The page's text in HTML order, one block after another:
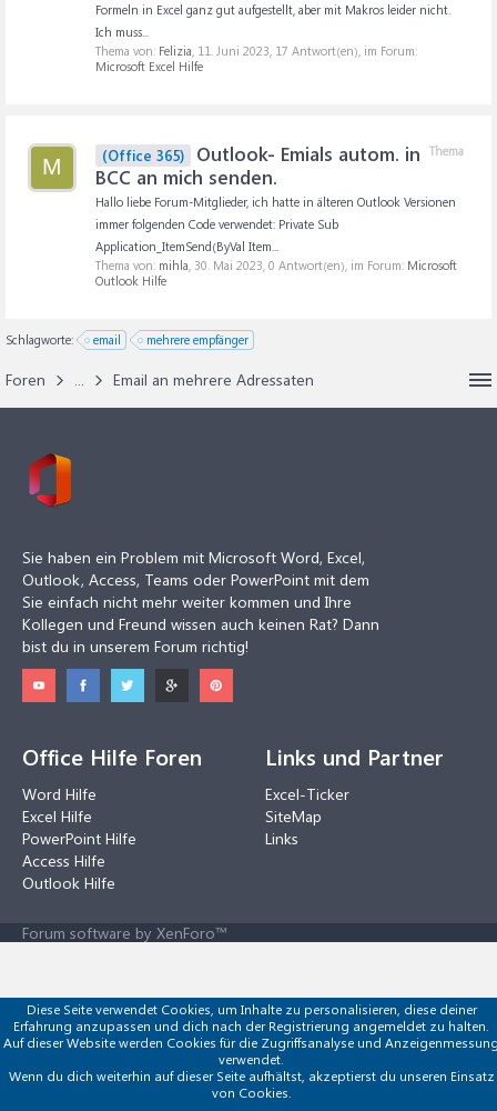
Formeln in Excel ganz gut aufgestellt, aber mit Makros leider nicht.
Ich muss...
Thema von: Felizia, 11. Juni 2023, 17 Antwort(en), im Forum:
Microsoft Excel Hilfe
M
Thema
(Office 365)
Outlook- Emials autom. in
BCC an mich senden.
Hallo liebe Forum-Mitglieder, ich hatte in älteren Outlook Versionen
immer folgenden Code verwendet: Private Sub
Application_ItemSend(ByVal Item...
Thema von: mihla, 30. Mai 2023, 0 Antwort(en), im Forum: Microsoft
Outlook Hilfe
Schlagworte: email mehrere empfänger
Foren ... Email an mehrere Adressaten
Sie haben ein Problem mit Microsoft Word, Excel,
Outlook, Access, Teams oder PowerPoint mit dem
Sie einfach nicht mehr weiter kommen und Ihre
Kollegen und Freund wissen auch keinen Rat? Dann
bist du in unserem Forum richtig!
Office Hilfe Foren
Word Hilfe
Excel Hilfe
PowerPoint Hilfe
Access Hilfe
Outlook Hilfe
Links und Partner
Excel-Ticker
SiteMap
Links
Forum software by XenForo™
Diese Seite verwendet Cookies, um Inhalte zu personalisieren, diese deiner
Erfahrung anzupassen und dich nach der Registrierung angemeldet zu halten.
Auf dieser Website werden Cookies für die Zugriffsanalyse und
verwendet.
Wenn du dich weiterhin auf dieser Seite aufhältst, akzeptierst du unseren Einsatz
von Cookies.